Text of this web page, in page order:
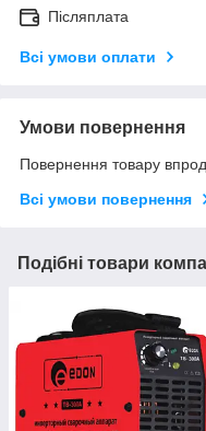
Післяплата
Всі умови оплати
Умови повернення
Повернення товару
Всі умови повернення
Подібні товари